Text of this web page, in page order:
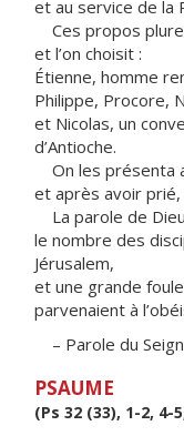
et au service de la
Ces propos
et l’on choisit :
Étienne, homme
Philippe, Procore,
et Nicolas, un
d’Antioche.
On les présenta
et après avoir
La parole de
le nombre des
Jérusalem,
et une grande
parvenaient à
– Parole du
PSAUME
(Ps 32 (33), 1-2, 4-